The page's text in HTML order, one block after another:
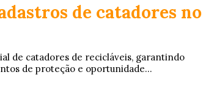
de catadores no
de catadores de recicláveis, garantindo
de proteção e oportunidade...